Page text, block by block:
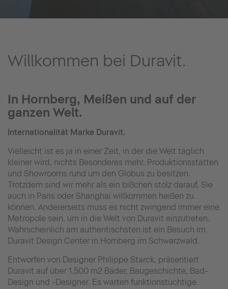
Willkommen bei Duravit.
In Hornberg, Meißen und auf der
ganzen Welt.
Internationalität Marke Duravit.
Vielleicht ist es ja in einer Zeit, in der die Welt täglich
kleiner wird, nichts Besonderes mehr, Produktionsstätten
und Showrooms rund um den Globus zu besitzen.
Trotzdem sind wir mehr als ein bißchen stolz darauf, Sie
auch in Paris oder Shanghai willkommen heißen zu
können. Andererseits muss es nicht zwingend immer eine
Metropole sein, um in die Welt von Duravit einzutreten.
Wahrscheinlich am authentischsten ist ein Besuch im
Duravit Design Center in Hornberg im Schwarzwald.
Entworfen von Designer Philippe Starck, präsentiert
Duravit auf über 1.500 m2 Bäder, Baugeschichte, Bad-
Design und -Designer. Es warten funktionstüchtige